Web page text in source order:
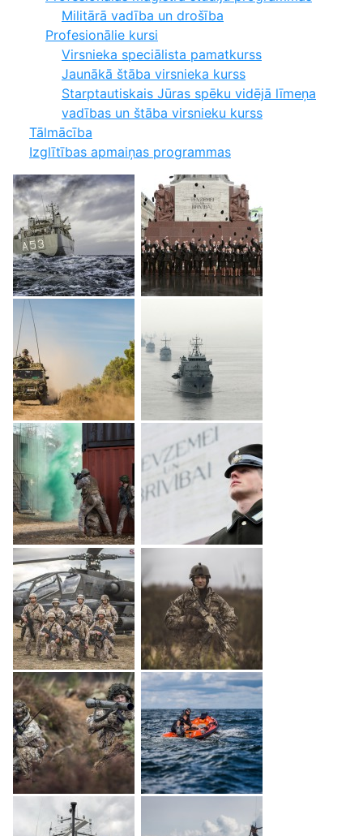
Militārā vadība un drošība
Profesionālie kursi
Virsnieka speciālista pamatkurss
Jaunākā štāba virsnieka kurss
Starptautiskais Jūras spēku vidējā līmeņa
vadības un štāba virsnieku kurss
Tālmācība
Izglītības apmaiņas programmas